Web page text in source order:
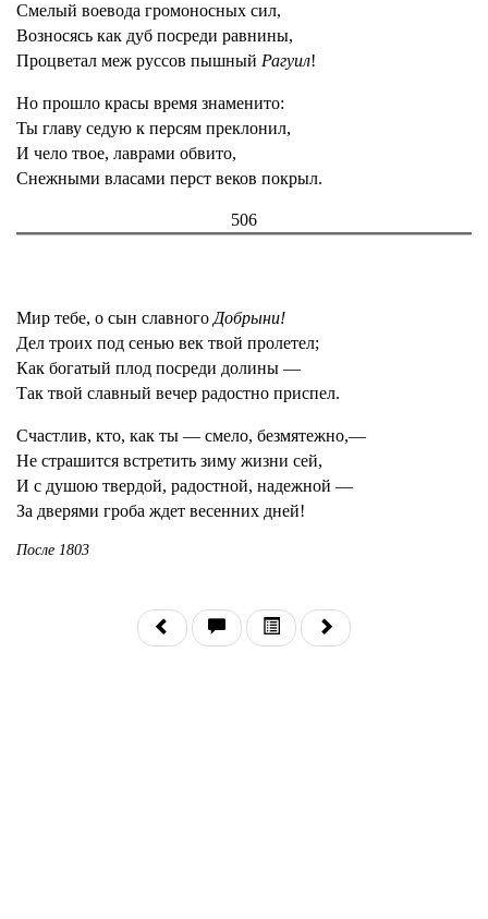
Смелый воевода громоносных сил,
Возносясь как дуб посреди равнины,
Процветал меж руссов пышный Рагуил!
Но прошло красы время знаменито:
Ты главу седую к персям преклонил,
И чело твое, лаврами обвито,
Снежными власами перст веков покрыл.
506
Мир тебе, о сын славного Добрыни!
Дел троих под сенью век твой пролетел;
Как богатый плод посреди долины —
Так твой славный вечер радостно приспел.
Счастлив, кто, как ты — смело, безмятежно,—
Не страшится встретить зиму жизни сей,
И с душою твердой, радостной, надежной —
За дверями гроба ждет весенних дней!
После 1803